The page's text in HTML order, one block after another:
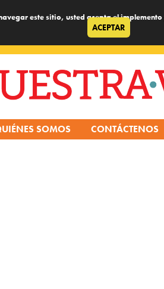
este sitio, usted acepta el
ACEPTAR
SOMOS CONTÁCTENOS